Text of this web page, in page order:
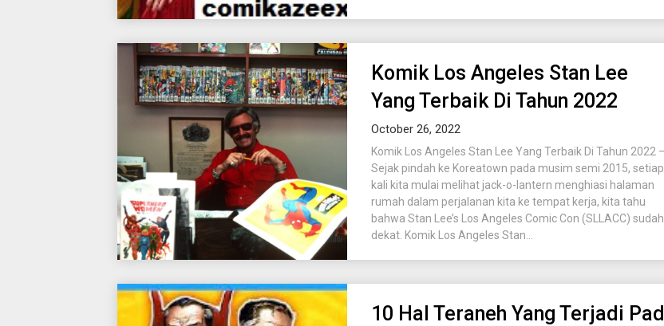
Komik Los Angeles Stan Lee
Yang Terbaik Di Tahun 2022
October 26, 2022
Komik Los Angeles Stan Lee Yang Terbaik Di Tahun 2022 –
Sejak pindah ke Koreatown pada musim semi 2015, setiap
kali kita mulai melihat jack-o-lantern menghiasi halaman
rumah dalam perjalanan kita ke tempat kerja, kita tahu
bahwa Stan Lee’s Los Angeles Comic Con (SLLACC) sudah
dekat. Komik Los Angeles Stan...
10 Hal Teraneh Yang Terjadi